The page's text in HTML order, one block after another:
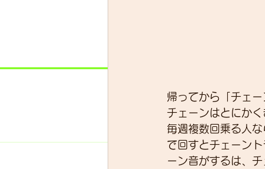
帰ってから「チェ
チェーンはとにか
毎週複数回乗る人
で回すとチェーン
ーン音がするは、